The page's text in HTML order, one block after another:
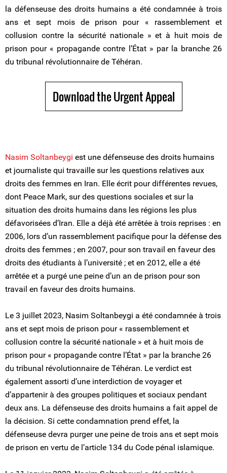
la défenseuse des droits humains a été condamnée à trois
ans et sept mois de prison pour « rassemblement et
collusion contre la sécurité nationale » et à huit mois de
prison pour « propagande contre l’État » par la branche 26
du tribunal révolutionnaire de Téhéran.
Download the Urgent Appeal
Nasim Soltanbeygi est une défenseuse des droits humains
et journaliste qui travaille sur les questions relatives aux
droits des femmes en Iran. Elle écrit pour différentes revues,
dont Peace Mark, sur des questions sociales et sur la
situation des droits humains dans les régions les plus
défavorisées d’Iran. Elle a déjà été arrêtée à trois reprises : en
2006, lors d’un rassemblement pacifique pour la défense des
droits des femmes ; en 2007, pour son travail en faveur des
droits des étudiants à l’université ; et en 2012, elle a été
arrêtée et a purgé une peine d’un an de prison pour son
travail en faveur des droits humains.
Le 3 juillet 2023, Nasim Soltanbeygi a été condamnée à trois
ans et sept mois de prison pour « rassemblement et
collusion contre la sécurité nationale » et à huit mois de
prison pour « propagande contre l’État » par la branche 26
du tribunal révolutionnaire de Téhéran. Le verdict est
également assorti d’une interdiction de voyager et
d’appartenir à des groupes politiques et sociaux pendant
deux ans. La défenseuse des droits humains a fait appel de
la décision. Si cette condamnation prend effet, la
défenseuse devra purger une peine de trois ans et sept mois
de prison en vertu de l’article 134 du Code pénal islamique.